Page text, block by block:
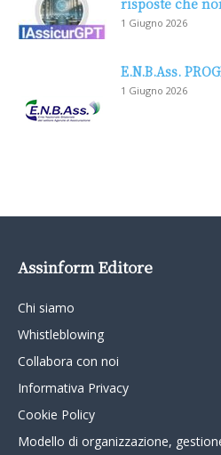
risposte che
1 Giugno 2026
E.N.B.Ass.
1 Giugno 2026
Assinform Editore
Chi siamo
Whistleblowing
Collabora con noi
Informativa Privacy
Cookie Policy
Modello di organizzazione,